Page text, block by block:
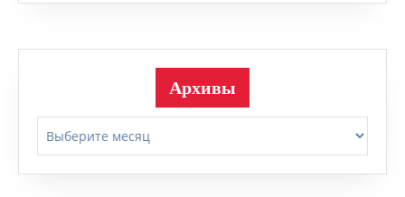
Архивы